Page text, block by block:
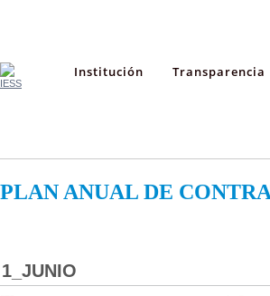
Institución Transparencia
PLAN ANUAL DE
1_JUNIO